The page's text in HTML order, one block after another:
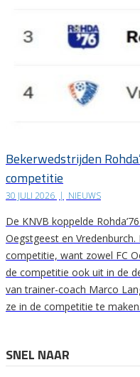
Bekerwedstrijden
competitie
30 JULI 2026 | NIEUWS
De KNVB koppelde
Oegstgeest en
competitie, want zowel FC
de competitie ook uit in de
van trainer-coach Marco
ze in de competitie te
SNEL NAAR